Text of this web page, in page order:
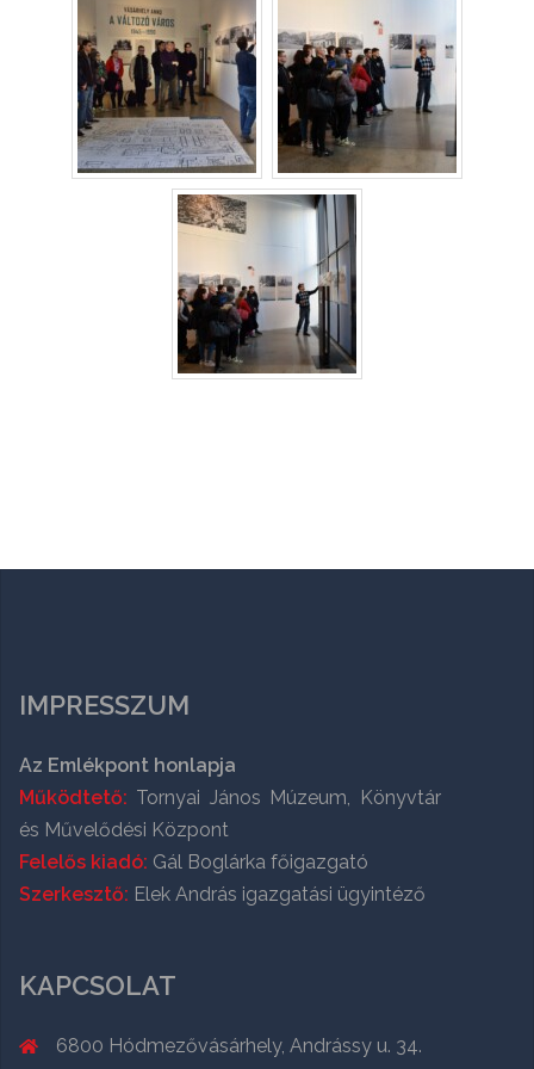
IMPRESSZUM
Az Emlékpont honlapja
Működtető: Tornyai János Múzeum, Könyvtár
és Művelődési Központ
Felelős kiadó: Gál Boglárka főigazgató
Szerkesztő: Elek András igazgatási ügyintéző
KAPCSOLAT
6800 Hódmezővásárhely, Andrássy u. 34.